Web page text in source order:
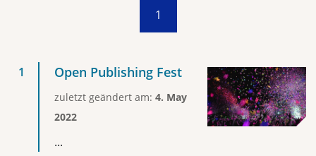
1
Open Publishing Fest
zuletzt geändert am: 4. May
2022
...